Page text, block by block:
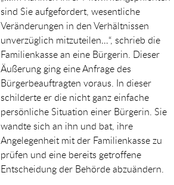
sind Sie aufgefordert, wesentliche
Veränderungen in den Verhältnissen
unverzüglich mitzuteilen…“, schrieb die
Familienkasse an eine Bürgerin. Dieser
Äußerung ging eine Anfrage des
Bürgerbeauftragten voraus. In dieser
schilderte er die nicht ganz einfache
persönliche Situation einer Bürgerin. Sie
wandte sich an ihn und bat, ihre
Angelegenheit mit der Familienkasse zu
prüfen und eine bereits getroffene
Entscheidung der Behörde abzuändern.